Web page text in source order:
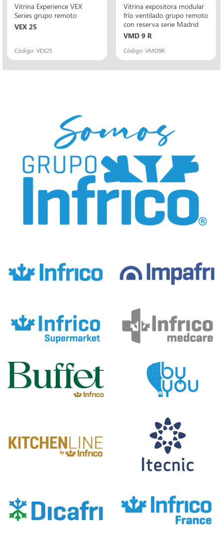
Vitrina Experience VEX
Series grupo remoto
VEX 25
Código: VEX25
Vitrina expositora modular
frío ventilado grupo remoto
con reserva serie Madrid
VMD 9 R
Código: VMD9R